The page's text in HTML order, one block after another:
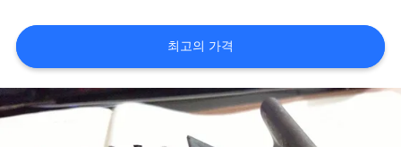
품
질
관
최고의 가격